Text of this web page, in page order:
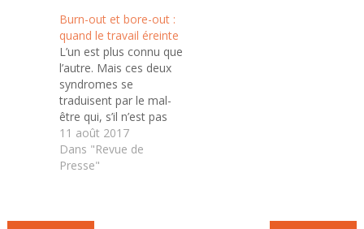
Burn-out et bore-out :
quand le travail éreinte
L’un est plus connu que
l’autre. Mais ces deux
syndromes se
traduisent par le mal-
être qui, s’il n’est pas
pris en charge, peut
conduire à la
dépression. D’un côté,
11 août 2017
Dans "Revue de
Presse"